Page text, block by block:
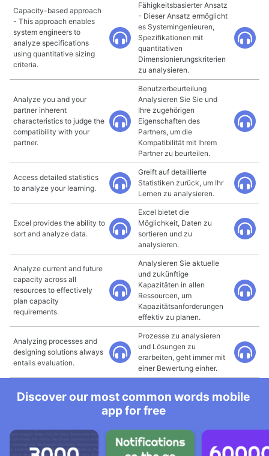
Capacity-based approach
- This approach enables
system engineers to
analyze specifications
using quantitative sizing
criteria.
Fähigkeitsbasierter Ansatz
- Dieser Ansatz ermöglicht
es Systemingenieuren,
Spezifikationen mit
quantitativen
Dimensionierungskriterien
zu analysieren.
Analyze you and your
partner inherent
characteristics to judge the
compatibility with your
partner.
Benutzerbeurteilung
Analysieren Sie Sie und
Ihre zugehörigen
Eigenschaften des
Partners, um die
Kompatibilität mit Ihrem
Partner zu beurteilen.
Access detailed statistics
to analyze your learning.
Greift auf detaillierte
Statistiken zurück, um Ihr
Lernen zu analysieren.
Excel provides the ability to
sort and analyze data.
Excel bietet die
Möglichkeit, Daten zu
sortieren und zu
analysieren.
Analyze current and future
capacity across all
resources to effectively
plan capacity
requirements.
Analysieren Sie aktuelle
und zukünftige
Kapazitäten in allen
Ressourcen, um
Kapazitätsanforderungen
effektiv zu planen.
Analyzing processes and
designing solutions always
entails evaluation.
Prozesse zu analysieren
und Lösungen zu
erarbeiten, geht immer mit
einer Bewertung einher.
Discover our most common words mobile
app for free